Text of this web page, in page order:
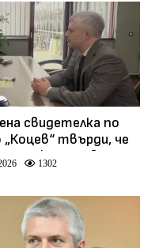
свидетелка по
твърди, че
ѝ държавна
следи
1302